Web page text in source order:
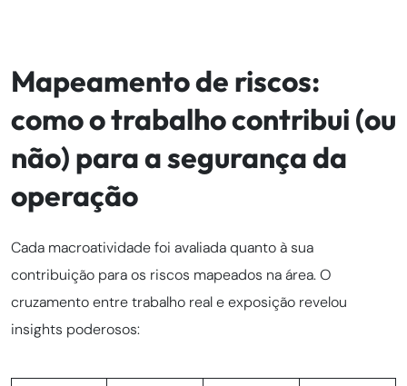
Mapeamento de riscos:
como o trabalho contribui (ou
não) para a segurança da
operação
Cada macroatividade foi avaliada quanto à sua
contribuição para os riscos mapeados na área. O
cruzamento entre trabalho real e exposição revelou
insights poderosos: